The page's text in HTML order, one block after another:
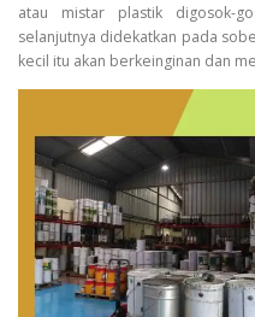
atau mistar plastik digosok-
selanjutnya didekatkan pada
kecil itu akan berkeinginan dan